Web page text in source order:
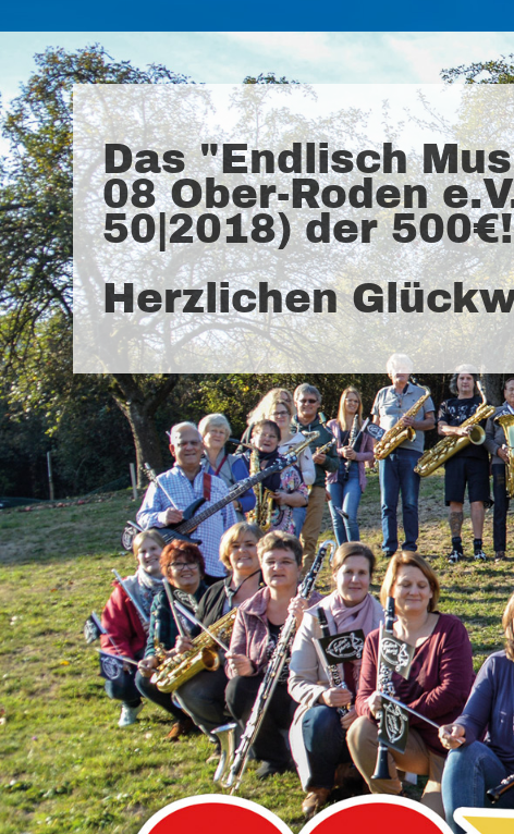
Das "Endlisch
08 Ober-Roden
50|2018) der 500€!
Herzlichen